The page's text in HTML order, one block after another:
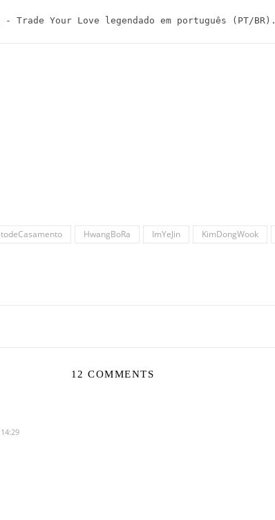
- Trade Your Love legendado em português (PT/BR).
HwangBoRa ImYeJin KimDongWook
12 COMMENTS